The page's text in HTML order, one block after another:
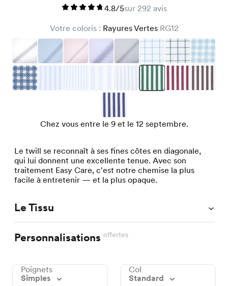
4.8/5sur 292 avis
Votre coloris : Rayures Vertes RG12
Chez vous entre le 9 et le 12 septembre.
Le twill se reconnaît à ses fines côtes en diagonale,
qui lui donnent une excellente tenue. Avec son
traitement Easy Care, c'est notre chemise la plus
facile à entretenir — et la plus opaque.
Le Tissu
Personnalisations offertes
Poignets
Simples
Col
Standard